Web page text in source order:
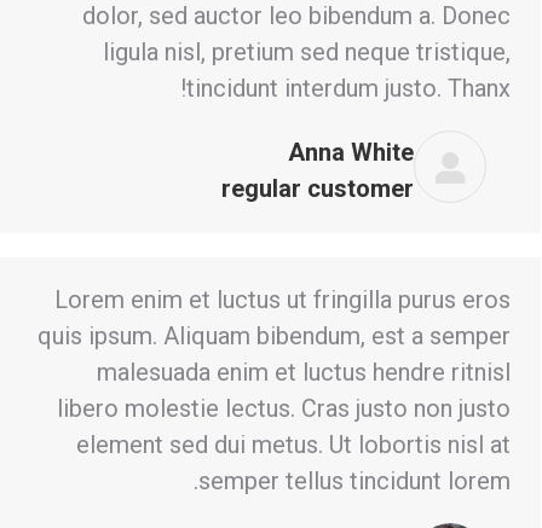
dolor, sed auctor leo bibendum a. Donec
ligula nisl, pretium sed neque tristique,
tincidunt interdum justo. Thanx!
Anna White
regular customer
Lorem enim et luctus ut fringilla purus eros
quis ipsum. Aliquam bibendum, est a semper
malesuada enim et luctus hendre ritnisl
libero molestie lectus. Cras justo non justo
element sed dui metus. Ut lobortis nisl at
semper tellus tincidunt lorem.